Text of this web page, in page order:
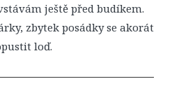
ještě před budíkem.
zbytek posádky se akorát
loď.